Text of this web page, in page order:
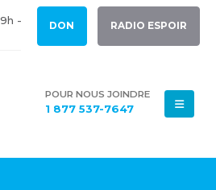
-
DON RADIO ESPOIR
POUR NOUS JOINDRE
1 877 537-7647